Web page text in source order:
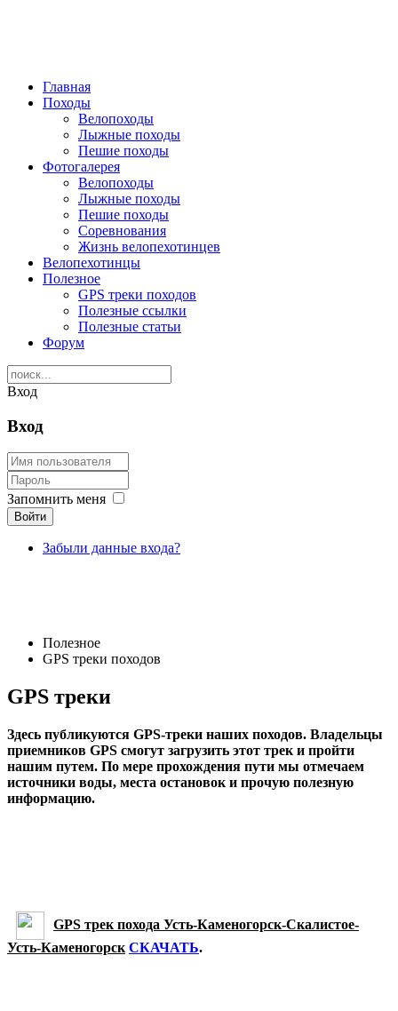
Главная
Походы
Велопоходы
Лыжные походы
Пешие походы
Фотогалерея
Велопоходы
Лыжные походы
Пешие походы
Соревнования
Жизнь велопехотинцев
Велопехотинцы
Полезное
GPS треки походов
Полезные ссылки
Полезные статьи
Форум
Вход
Вход
Запомнить меня
Войти
Забыли данные входа?
Полезное
GPS треки походов
GPS треки
Здесь публикуются GPS-треки наших походов. Владельцы
приемников GPS смогут загрузить этот трек и пройти
нашим путем. По мере прохождения пути мы отмечаем
источники воды, места остановок и прочую полезную
информацию.
GPS трек похода Усть-Каменогорск-Скалистое-
Усть-Каменогорск СКАЧАТЬ.